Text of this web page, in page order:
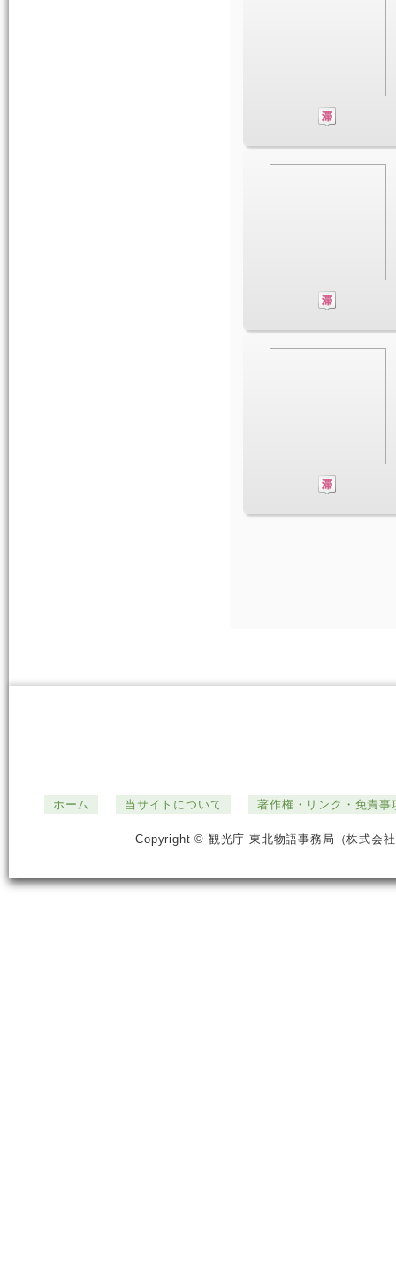
ホーム 当サイトについて 著作権・リンク・免責事
Copyright © 観光庁 東北物語事務局（株式会